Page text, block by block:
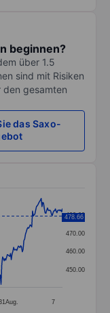
beginnen?
über 1.5
sind mit Risiken
den gesamten
das Saxo-
values. Data
Aug. 7
450.00
460.00
470.00
480.00
478.66